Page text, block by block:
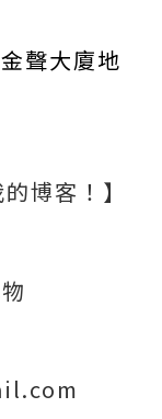
聲大廈地
博客！】